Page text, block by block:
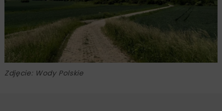
Zdjęcie: Wody Polskie